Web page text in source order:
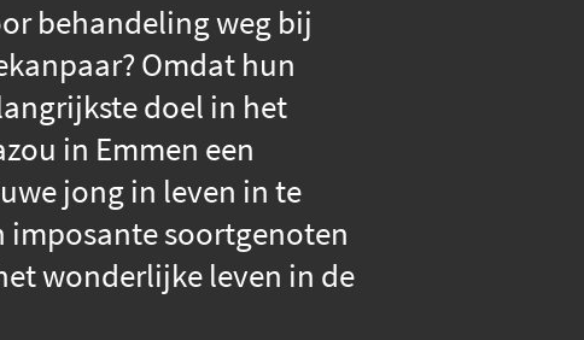
behandeling weg bij
Omdat hun
doel in het
in Emmen een
jong in leven in te
imposante soortgenoten
wonderlijke leven in de